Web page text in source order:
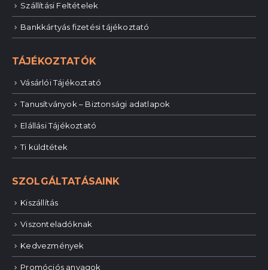
Szállítási Feltételek
Bankkártyás fizetési tájékoztató
TÁJÉKOZTATÓK
Vásárlói Tájékoztató
Tanusítványok – Biztonsági adatlapok
Elállási Tájékoztató
Ti küldtétek
SZOLGÁLTATÁSAINK
Kiszállítás
Viszonteladóknak
Kedvezmények
Promóciós anyagok